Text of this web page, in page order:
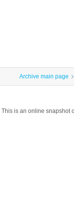
Archive main page
This is an online snapshot